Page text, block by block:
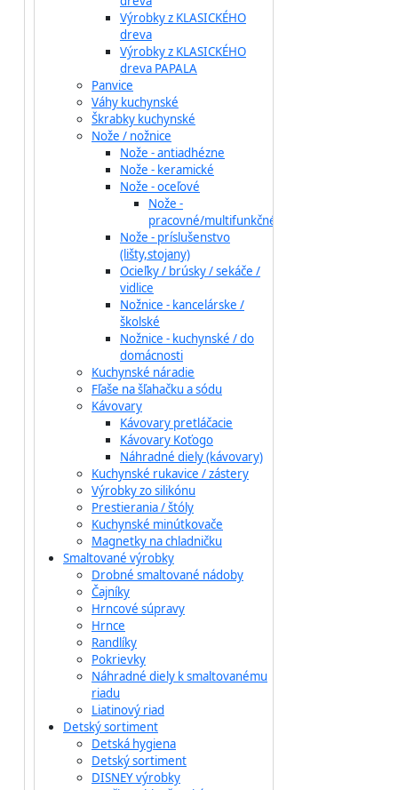
Výrobky z KLASICKÉHO
dreva
Výrobky z KLASICKÉHO
dreva PAPALA
Panvice
Váhy kuchynské
Škrabky kuchynské
Nože / nožnice
Nože - antiadhézne
Nože - keramické
Nože - oceľové
Nože -
pracovné/multifunkčné
Nože - príslušenstvo
(lišty,stojany)
Ocieľky / brúsky / sekáče /
vidlice
Nožnice - kancelárske /
školské
Nožnice - kuchynské / do
domácnosti
Kuchynské náradie
Fľaše na šľahačku a sódu
Kávovary
Kávovary pretláčacie
Kávovary Koťogo
Náhradné diely (kávovary)
Kuchynské rukavice / zástery
Výrobky zo silikónu
Prestierania / štóly
Kuchynské minútkovače
Magnetky na chladničku
Smaltované výrobky
Drobné smaltované nádoby
Čajníky
Hrncové súpravy
Hrnce
Randlíky
Pokrievky
Náhradné diely k smaltovanému
riadu
Liatinový riad
Detský sortiment
Detská hygiena
Detský sortiment
DISNEY výrobky